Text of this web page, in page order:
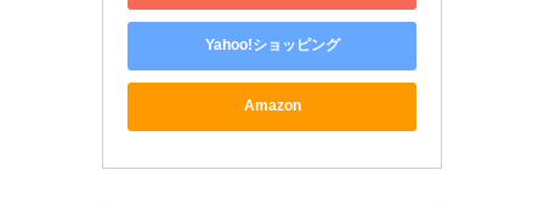
Yahoo!ショッピング
Amazon